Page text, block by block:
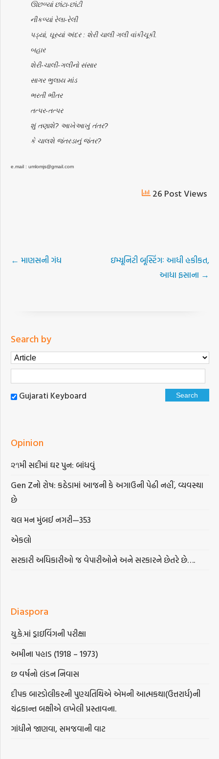
ઊછળ્યાં છાંટા-છાંટી
નીકળ્યાં રેલા-રેલી
પડ્યાં, ઘૂસ્યાં અંદર : શેરી ચાલી ગલી વાંકીચૂકી.
બહાર
શેરી-ચાલી-ગલીનો સંસાર
સાગર ભુલાય માંડ
ભરતી ભીતર
તત્પર-તત્પર
શું તણાશે? આખેઆખું તંતર?
કે ચાલશે જંતરડાનું જંતર?
e.mail : umlomjs@gmail.com
26 Post Views
← માણસની ગંધ
ઇમ્યૂનિટી બૂસ્ટિંગઃ આધી હકીકત,
આધા ફસાના →
Search by
Gujarati Keyboard
Opinion
૨૧મી સદીમાં ઘર પુન: બાંધવું
Gen Zનો રોષ: કઠેડામાં આજની કે અગાઉની પેઢી નહીં, વ્યવસ્થા
છે
ચલ મન મુંબઈ નગરી—353
એકલો
સરકારી અધિકારીઓ જ વેપારીઓને અને સરકારને છેતરે છે….
Diaspora
યુ.કે.માં ડ્રાઇવિંગની પરીક્ષા
અમીના પહાડ (1918 – 1973)
છ વર્ષનો લંડન નિવાસ
દીપક બારડોલીકરની પુણ્યતિથિએ એમની આત્મકથા(ઉત્તરાર્ધ)ની
ચંદ્રકાન્ત બક્ષીએ લખેલી પ્રસ્તાવના.
ગાંધીને જાણવા, સમજવાની વાટ